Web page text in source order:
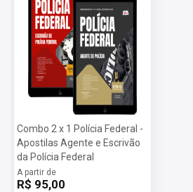
Combo 2 x 1 Polícia Federal -
Apostilas Agente e Escrivão
da Polícia Federal
A partir de
R$ 95,00